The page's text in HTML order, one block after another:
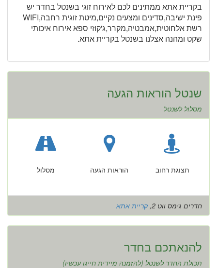
בקריית אתא ממתינים לכם לאירוח זוגי בשנטל בחדר יש
פינת ישיבה,סדינים ומצעים נקיים,מיטת זוגית רחבה,WIFI
רשת אלחוטית,אמבטיה,מקרר,ג'קוזי ספא אירוח איכותי
שקט ומהנה אצלנו בשנטל בקריית אתא.
שנטל הוראות הגעה
מסלול לשנטל
תצוגת רחוב הוראות הגעה מסלול
חדרים גימס ווט 2, קריית אתא
להנאתכם בחדר
תכולת החדר לשנטל (להזמנה מיידית חייגו עכשיו)